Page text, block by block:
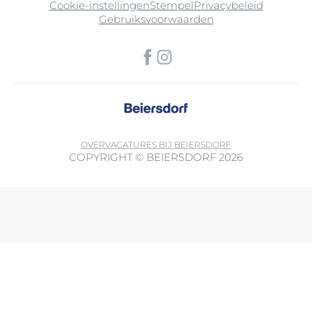
Cookie-instellingenStempelPrivacybeleid
Gebruiksvoorwaarden
OVERVACATURES BIJ BEIERSDORF
COPYRIGHT © BEIERSDORF 2026